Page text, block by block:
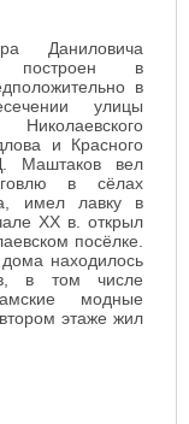
Даниловича
построен в
в
улицы
и Красного
Маштаков вел
в сёлах
имел лавку в
XX в. открыл
посёлке.
находилось
в том числе
модные
этаже жил